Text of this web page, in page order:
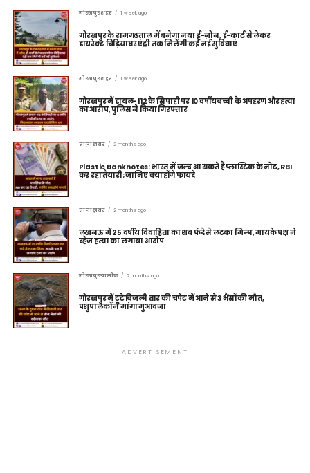
गोरखपुर शहर 1 week ago
गोरखपुर के रामगढ़ताल में बनेगा नया ई-ज़ोन, ई-कार्ट से लेकर
डायरेक्ट चिड़ियाघर एंट्री तक मिलेंगी कई नई सुविधाएं
गोरखपुर शहर 1 week ago
गोरखपुर में डायल-112 के सिपाही पर 10 वर्षीय बच्ची के अपहरण और हत्या
का आरोप, पुलिस ने किया गिरफ्तार
ताज़ा ख़बर 2 months ago
Plastic Banknotes: भारत में जल्द आ सकते हैं प्लास्टिक के नोट, RBI
कर रहा तैयारी; जानिए क्या होंगे फायदे
ताज़ा ख़बर 2 months ago
लखनऊ में 25 वर्षीय विवाहिता का शव फंदे से लटका मिला, मायके पक्ष ने
दहेज हत्या का लगाया आरोप
गोरखपुर ग्रामीण 2 months ago
गोरखपुर में टूटे बिजली तार की चपेट में आने से 3 भैंसों की मौत,
पशुपालकों ने मांगा मुआवजा
ADVERTISEMENT